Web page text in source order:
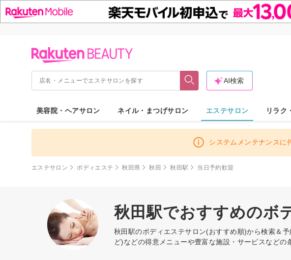
AI検索
美容院・ヘアサロン ネイル・まつげサロン エステサロン リラク
システムメンテナンス
エステサロン ボディエステ 秋田県 秋田 秋田駅 当日予約歓迎
秋田駅でおすすめのボ
秋田駅のボディエステサロン(おすすめ順)から検索＆
ど)などの得意メニューや豊富な施設・サービスなど